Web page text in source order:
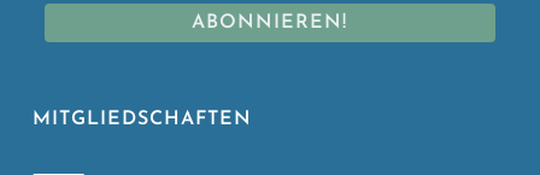
MITGLIEDSCHAFTEN